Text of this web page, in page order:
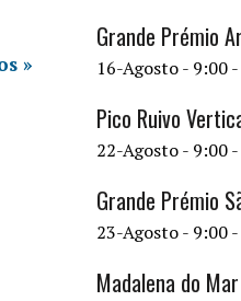
»
Grande Prémio
16-Agosto - 9:00-
Pico Ruivo
22-Agosto - 9:00-
Grande Prémio
23-Agosto - 9:00-
Madalena do